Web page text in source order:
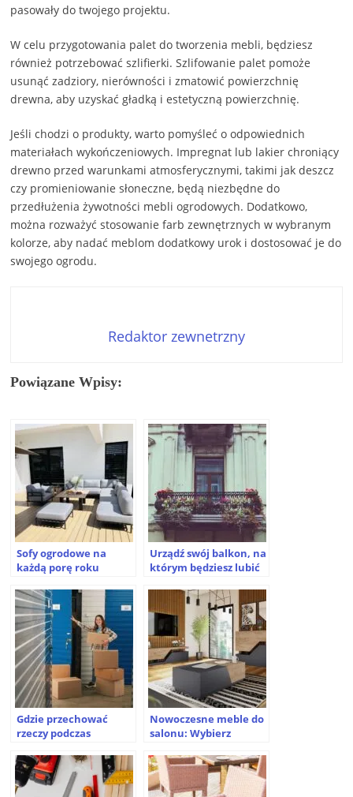
pasowały do twojego projektu.
W celu przygotowania palet do tworzenia mebli, będziesz
również potrzebować szlifierki. Szlifowanie palet pomoże
usunąć zadziory, nierówności i zmatowić powierzchnię
drewna, aby uzyskać gładką i estetyczną powierzchnię.
Jeśli chodzi o produkty, warto pomyśleć o odpowiednich
materiałach wykończeniowych. Impregnat lub lakier chroniący
drewno przed warunkami atmosferycznymi, takimi jak deszcz
czy promieniowanie słoneczne, będą niezbędne do
przedłużenia żywotności mebli ogrodowych. Dodatkowo,
można rozważyć stosowanie farb zewnętrznych w wybranym
kolorze, aby nadać meblom dodatkowy urok i dostosować je do
swojego ogrodu.
Redaktor zewnetrzny
Powiązane Wpisy:
Sofy ogrodowe na
każdą porę roku
Urządź swój balkon, na
którym będziesz lubić
Gdzie przechować
rzeczy podczas
Nowoczesne meble do
salonu: Wybierz
dla swojego wnętrza